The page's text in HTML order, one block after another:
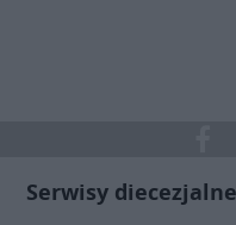
Serwisy diecezjalne